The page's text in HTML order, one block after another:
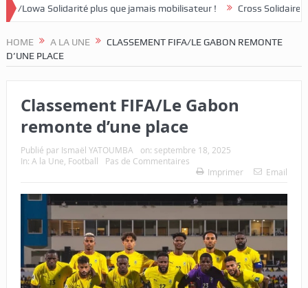
que jamais mobilisateur ! Cross Solidaire de Lébamba/
HOME A LA UNE
CLASSEMENT FIFA/LE GABON REMONTE
D’UNE PLACE
Classement FIFA/Le Gabon
remonte d’une place
Publié par Ismaël YATOUMBA on: septembre 18, 2025
In: A la Une Football
Pas de Commentaires
Imprimer
Email